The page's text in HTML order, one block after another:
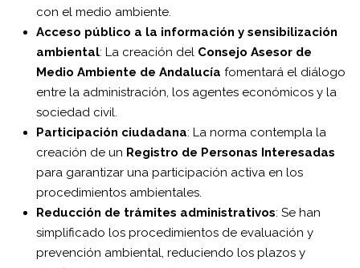
con el medio ambiente.
Acceso público a la información y sensibilización
ambiental: La creación del Consejo Asesor de
Medio Ambiente de Andalucía fomentará el diálogo
entre la administración, los agentes económicos y la
sociedad civil.
Participación ciudadana: La norma contempla la
creación de un Registro de Personas Interesadas
para garantizar una participación activa en los
procedimientos ambientales.
Reducción de trámites administrativos: Se han
simplificado los procedimientos de evaluación y
prevención ambiental, reduciendo los plazos y